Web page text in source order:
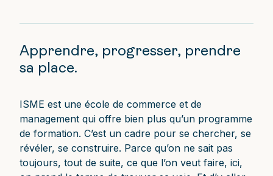
Apprendre, progresser, prendre
sa place.
ISME est une école de commerce et de
management qui offre bien plus qu’un programme
de formation. C’est un cadre pour se chercher, se
révéler, se construire. Parce qu’on ne sait pas
toujours, tout de suite, ce que l’on veut faire, ici,